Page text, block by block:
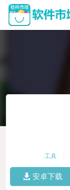
工具
安卓下载